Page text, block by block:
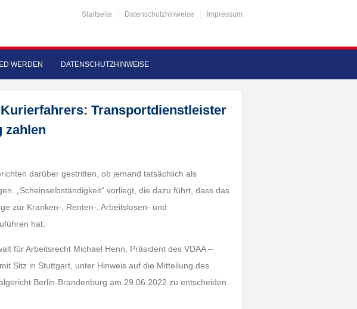
Startseite Datenschutzhinweise Impressum
WERDEN DATENSCHUTZHINWEISE
Transportdienstleister
zahlen
darüber gestritten, ob jemand tatsächlich als
„Scheinselbständigkeit“ vorliegt, die dazu führt, dass das
zur Kranken-, Renten-, Arbeitslosen- und
hat.
für Arbeitsrecht Michael Henn, Präsident des VDAA –
Sitz in Stuttgart, unter Hinweis auf die Mitteilung des
Berlin-Brandenburg am 29.06.2022 zu entscheiden